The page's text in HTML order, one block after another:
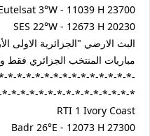
3°W - 11039 H 23700
SES 22°W - 12673 H 20230
البث الارضي "الجزائرية الاولى
مباريات المنتخب الجزائري فقط و
*-*-*-*-*-*-*-*-*-*-*-*-*-*-
*-*-*-*-*-*-*-*-*-*-*-*-*-*
RTI 1 Ivory Coast
Badr 26°E - 12073 H 27300